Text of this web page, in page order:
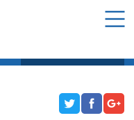
마이페이지